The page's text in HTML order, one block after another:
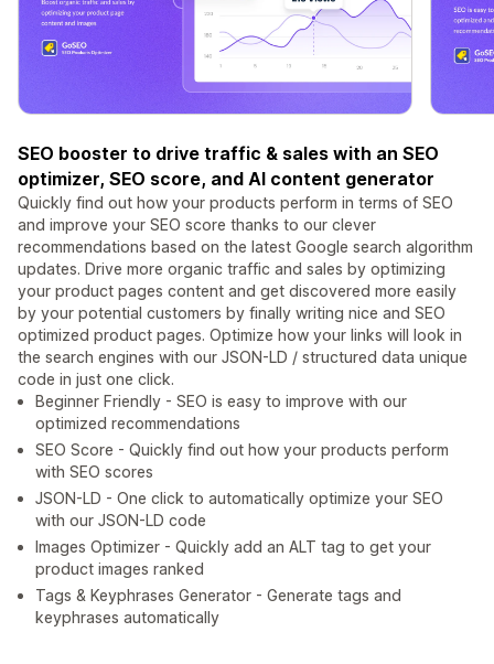
SEO booster to drive traffic & sales with an SEO
optimizer, SEO score, and AI content generator
Quickly find out how your products perform in terms of SEO
and improve your SEO score thanks to our clever
recommendations based on the latest Google search algorithm
updates. Drive more organic traffic and sales by optimizing
your product pages content and get discovered more easily
by your potential customers by finally writing nice and SEO
optimized product pages. Optimize how your links will look in
the search engines with our JSON-LD / structured data unique
code in just one click.
Beginner Friendly - SEO is easy to improve with our
optimized recommendations
SEO Score - Quickly find out how your products perform
with SEO scores
JSON-LD - One click to automatically optimize your SEO
with our JSON-LD code
Images Optimizer - Quickly add an ALT tag to get your
product images ranked
Tags & Keyphrases Generator - Generate tags and
keyphrases automatically